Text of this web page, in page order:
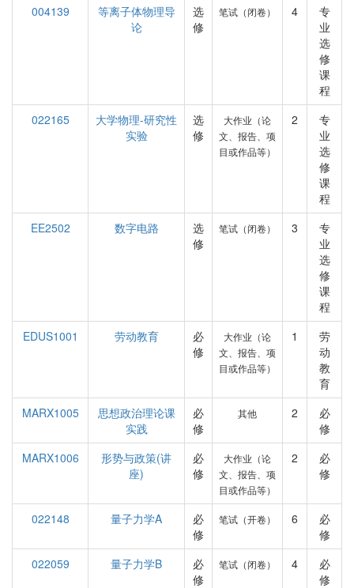
004139
等离子体物理导
论
选
修
笔试（闭卷） 4
专
业
选
修
课
程
022165
大学物理-研究性
实验
选
修
大作业（论
文、报告、项
目或作品等）
2
专
业
选
修
课
程
EE2502
数字电路
选
修
笔试（闭卷） 3
专
业
选
修
课
程
EDUS1001
劳动教育
必
修
大作业（论
文、报告、项
目或作品等）
1
劳
动
教
育
MARX1005
思想政治理论课
实践
必
修
其他 2
必
修
MARX1006
形势与政策(讲
座)
必
修
大作业（论
文、报告、项
目或作品等）
2
必
修
022148 量子力学A
必
修
笔试（开卷） 6
必
修
022059
量子力学B
必
修
笔试（闭卷） 4
必
修